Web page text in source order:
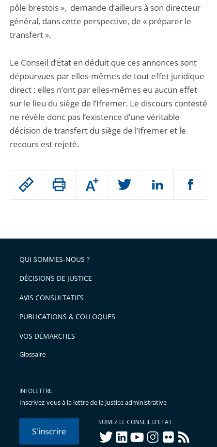
Passer
arriver
après
Augmenter
ou
l'article
pour
avant
pôle brestois », demande d’ailleurs à son directeur
général, dans cette perspective, de « préparer le
transfert ».
Le Conseil d’État en déduit que ces annonces sont
dépourvues par elles-mêmes de tout effet juridique
direct : elles n’ont par elles-mêmes eu aucun effet
sur le lieu du siège de l’Ifremer. Le discours contesté
ne révèle donc pas l’existence d’une véritable
décision de transfert du siège de l’Ifremer et le
recours est rejeté.
QUI SOMMES-NOUS ?
DÉCISIONS DE JUSTICE
AVIS CONSULTATIFS
PUBLICATIONS & COLLOQUES
VOS DÉMARCHES
Glossaire
INFOLETTRE
Inscrivez-vous à la lettre de la Justice administrative
S'inscrire
SUIVEZ LE CONSEIL D'ETAT
twitterlinkedInyoutubeinstagram
flickr rss